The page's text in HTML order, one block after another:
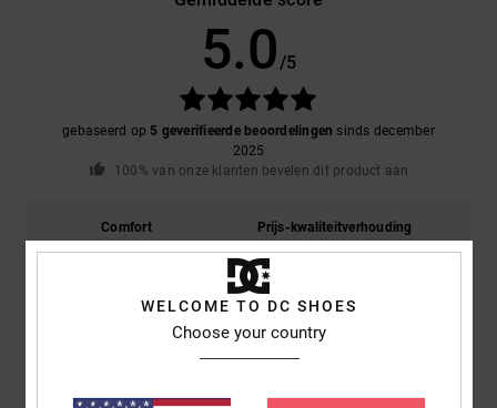
5.0 /5
gebaseerd op 5 geverifieerde beoordelingen sinds december
2025
100% van onze klanten bevelen dit product aan
Comfort
Prijs-kwaliteitverhouding
WELCOME TO DC SHOES
Choose your country